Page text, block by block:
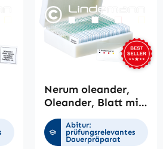
Nerum oleander,
Oleander, Blatt mit
Spaltöffnungen,
Querschnitt
Abitur:
prüfungsrelevantes
Dauerpräparat